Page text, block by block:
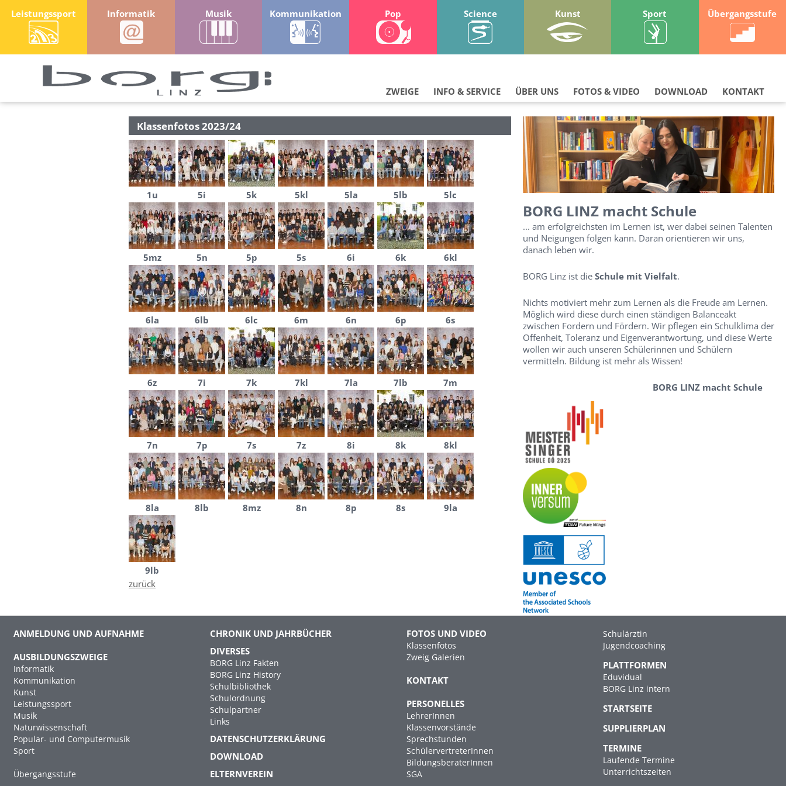
Leistungssport Informatik Musik Kommunikation Pop Science Kunst Sport Übergangsstufe
KONTAKT
DOWNLOAD
FOTOS & VIDEO
ÜBER UNS
INFO & SERVICE
ZWEIGE
Klassenfotos 2023/24
1u 5i 5k 5kl 5la 5lb 5lc
5mz 5n 5p 5s 6i 6k 6kl
6la 6lb 6lc 6m 6n 6p 6s
6z 7i 7k 7kl 7la 7lb 7m
7n 7p 7s 7z 8i 8k 8kl
8la 8lb 8mz 8n 8p 8s 9la
9lb
zurück
BORG LINZ macht Schule
... am erfolgreichsten im Lernen ist, wer dabei seinen Talenten
und Neigungen folgen kann. Daran orientieren wir uns,
danach leben wir.
BORG Linz ist die Schule mit Vielfalt.
Nichts motiviert mehr zum Lernen als die Freude am Lernen.
Möglich wird diese durch einen ständigen Balanceakt
zwischen Fordern und Fördern. Wir pflegen ein Schulklima der
Offenheit, Toleranz und Eigenverantwortung, und diese Werte
wollen wir auch unseren Schülerinnen und Schülern
vermitteln. Bildung ist mehr als Wissen!
BORG LINZ macht Schule
ANMELDUNG UND AUFNAHME
AUSBILDUNGSZWEIGE
Informatik
Kommunikation
Kunst
Leistungssport
Musik
Naturwissenschaft
Popular- und Computermusik
Sport
Übergangsstufe
CHRONIK UND JAHRBÜCHER
DIVERSES
BORG Linz Fakten
BORG Linz History
Schulbibliothek
Schulordnung
Schulpartner
Links
DATENSCHUTZERKLÄRUNG
DOWNLOAD
ELTERNVEREIN
FOTOS UND VIDEO
Klassenfotos
Zweig Galerien
KONTAKT
PERSONELLES
LehrerInnen
Klassenvorstände
Sprechstunden
SchülervertreterInnen
BildungsberaterInnen
SGA
Schulärztin
Jugendcoaching
PLATTFORMEN
Eduvidual
BORG Linz intern
STARTSEITE
SUPPLIERPLAN
TERMINE
Laufende Termine
Unterrichtszeiten